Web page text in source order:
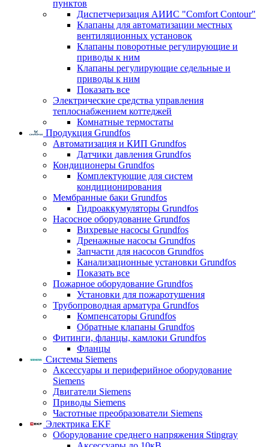
пунктов
Диспетчеризация АИИС "Comfort Contour"
Клапаны для автоматизации местных
вентиляционных установок
Клапаны поворотные регулирующие и
приводы к ним
Клапаны регулирующие седельные и
приводы к ним
Показать все
Электрические средства управления
теплоснабжением коттеджей
Комнатные термостаты
Продукция Grundfos
Автоматизация и КИП Grundfos
Датчики давления Grundfos
Кондиционеры Grundfos
Комплектующие для систем
кондиционирования
Мембранные баки Grundfos
Гидроаккумуляторы Grundfos
Насосное оборудование Grundfos
Вихревые насосы Grundfos
Дренажные насосы Grundfos
Запчасти для насосов Grundfos
Канализационные установки Grundfos
Показать все
Пожарное оборудование Grundfos
Установки для пожаротушения
Трубопроводная арматура Grundfos
Компенсаторы Grundfos
Обратные клапаны Grundfos
Фитинги, фланцы, камлоки Grundfos
Фланцы
Системы Siemens
Аксессуары и периферийное оборудование
Siemens
Двигатели Siemens
Приводы Siemens
Частотные преобразователи Siemens
Электрика EKF
Оборудование среднего напряжения Stingray